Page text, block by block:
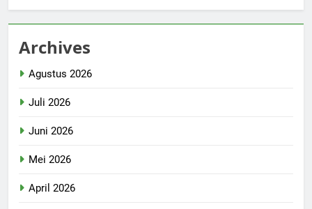
Archives
Agustus 2026
Juli 2026
Juni 2026
Mei 2026
April 2026